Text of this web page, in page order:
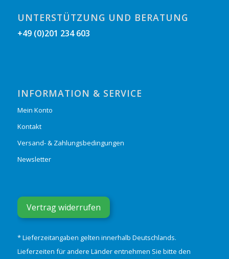
UNTERSTÜTZUNG UND BERATUNG
+49 (0)201 234 603
INFORMATION & SERVICE
Mein Konto
Kontakt
Versand- & Zahlungsbedingungen
Newsletter
Vertrag widerrufen
* Lieferzeitangaben gelten innerhalb Deutschlands.
Lieferzeiten für andere Länder entnehmen Sie bitte den